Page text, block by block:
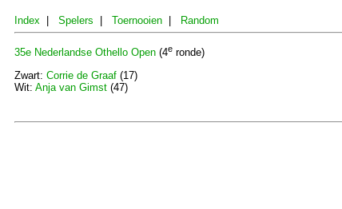
Index Spelers Toernooien Random
35e Nederlandse Othello Open (4e ronde)
Zwart: Corrie de Graaf (17)
Wit: Anja van Gimst (47)